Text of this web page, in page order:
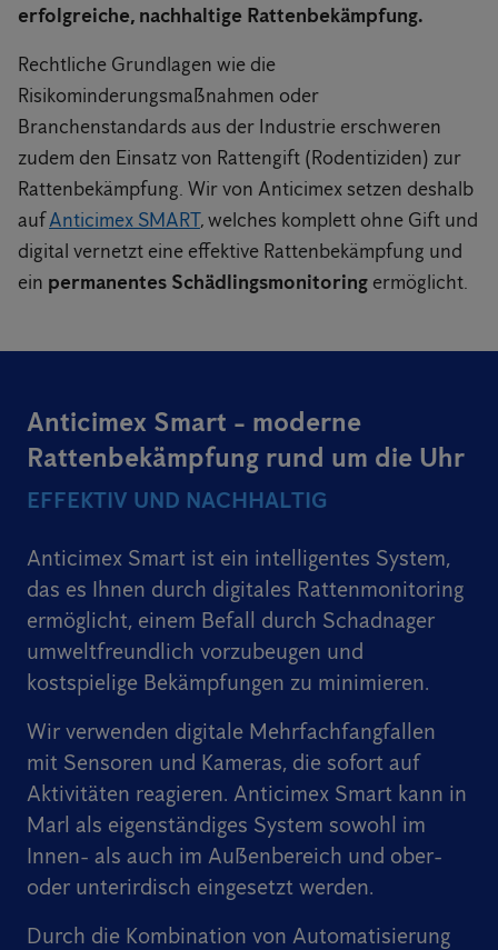
erfolgreiche, nachhaltige Rattenbekämpfung.
Rechtliche Grundlagen wie die
Risikominderungsmaßnahmen oder
Branchenstandards aus der Industrie erschweren
zudem den Einsatz von Rattengift (Rodentiziden) zur
Rattenbekämpfung. Wir von Anticimex setzen deshalb
aufAnticimex SMART, welches komplett ohne Gift und
digital vernetzt eine effektive Rattenbekämpfung und
ein permanentes Schädlingsmonitoring ermöglicht.
Anticimex Smart - moderne
Rattenbekämpfung rund um die Uhr
EFFEKTIV UND NACHHALTIG
Anticimex Smart ist ein intelligentes System,
das es Ihnen durch digitales Rattenmonitoring
ermöglicht, einem Befall durch Schadnager
umweltfreundlich vorzubeugen und
kostspielige Bekämpfungen zu minimieren.
Wir verwenden digitale Mehrfachfangfallen
mit Sensoren und Kameras, die sofort auf
Aktivitäten reagieren. Anticimex Smart kann in
Marl als eigenständiges System sowohl im
Innen- als auch im Außenbereich und ober-
oder unterirdisch eingesetzt werden.
Durch die Kombination von Automatisierung